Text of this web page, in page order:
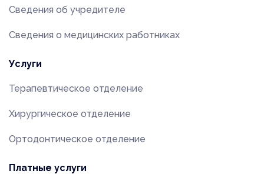
Сведения об учредителе
Сведения о медицинских работниках
Услуги
Терапевтическое отделение
Хирургическое отделение
Ортодонтическое отделение
Платные услуги